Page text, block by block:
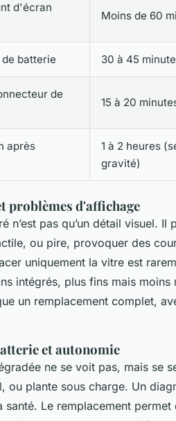
d'écran
Moins de 60
batterie 30 à 45
de
15 à 20
après
1 à 2 heures
gravité)
problèmes d'affichage
n’est pas qu’un détail visuel.
ou pire, provoquer des
uniquement la vitre est
intégrés, plus fins mais
un remplacement complet,
et autonomie
ne se voit pas, mais se
ou plante sous charge. Un
santé. Le remplacement